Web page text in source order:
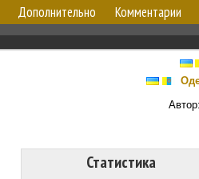
Дополнительно Комментарии
Автор:
Статистика